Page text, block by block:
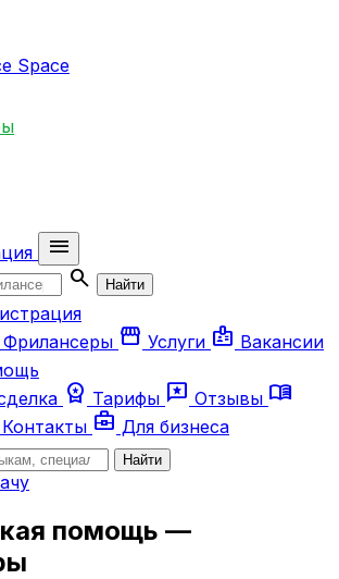
Space
menu
search
Найти
Фрилансеры storefront Услуги badge Вакансии
workspace_premium Тарифы reviews Отзывы menu_book
Контакты business_center Для бизнеса
Найти
помощь —